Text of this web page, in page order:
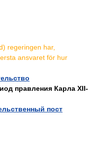
regeringen har,
ansvaret för hur
правления Карла XII-
пост